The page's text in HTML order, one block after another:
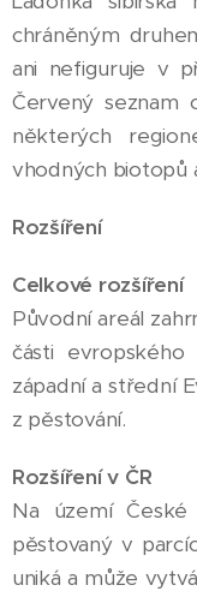
chráněným
ani nefiguruje v
Červený seznam
některých
vhodných biotopů
Rozšíření
Celkové rozšíření
Původní areál
části
západní a střední
z pěstování.
Rozšíření v ČR
Na území
pěstovaný v
uniká a může